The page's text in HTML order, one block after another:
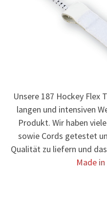
Unsere 187 Hockey Flex
langen und intensiven
Produkt. Wir haben
sowie Cords getestet
Qualität zu liefern und
Made